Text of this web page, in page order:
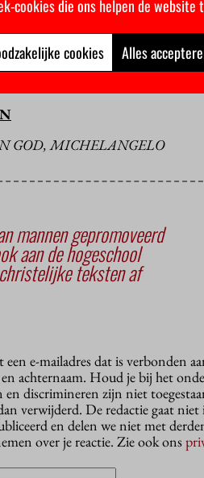
en de promotieformule’, staat in
het votum en de lofverheffing
vinden, mag God achterwege
de teksten geweigerd.
GOD, MICHELANGELO
mannen gepromoveerd
aan de hogeschool
teksten af
e-mailadres dat is verbonden
achternaam. Houd je bij het
en discrimineren zijn niet
verwijderd. De redactie gaat niet
en delen we niet met
over je reactie. Zie ook ons
cookies die ons helpen de website
cookies Alles